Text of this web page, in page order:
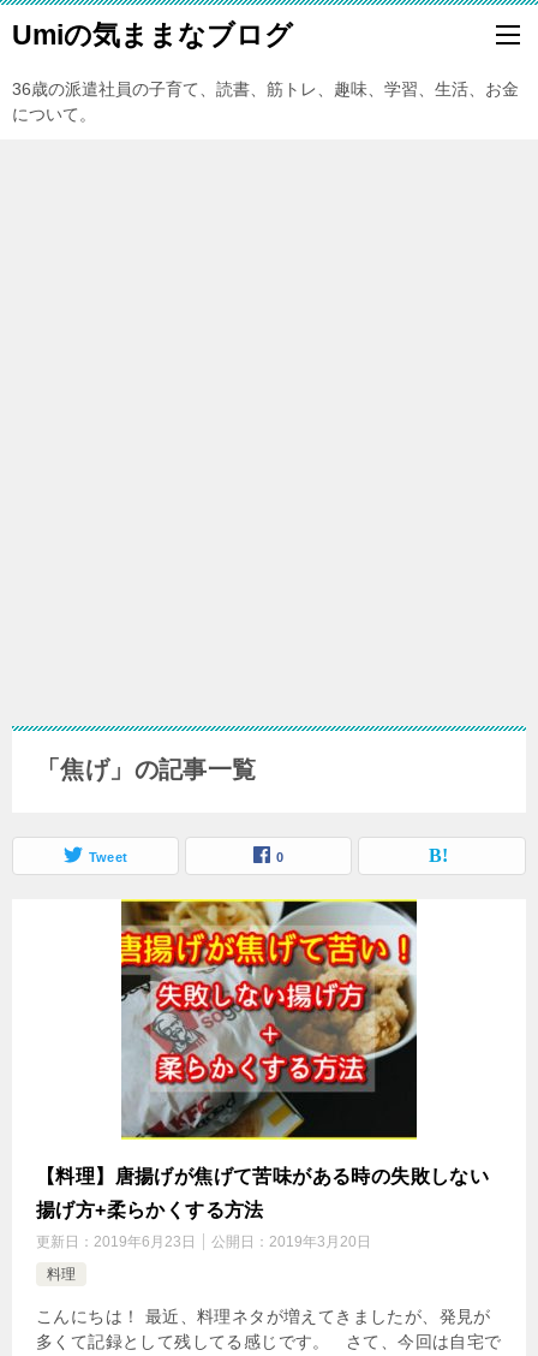
Umiの気ままなブログ
36歳の派遣社員の子育て、読書、筋トレ、趣味、学習、生活、お金
について。
「焦げ」の記事一覧
Tweet 0
【料理】唐揚げが焦げて苦味がある時の失敗しない
揚げ方+柔らかくする方法
更新日： 2019年6月23日 公開日： 2019年3月20日
料理
こんにちは！ 最近、料理ネタが増えてきましたが、発見が
多くて記録として残してる感じです。 さて、今回は自宅で